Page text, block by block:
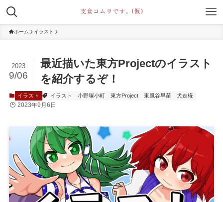
ホーム イラスト
最近描いた東方Projectのイラスト
を紹介するぞ！
2023
9/06
イラスト イラスト 小野塚小町 東方Project 東風谷早苗 犬走椛
2023年9月6日